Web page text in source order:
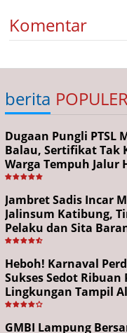
Komentar
berita
Dugaan Pungli PTSL
Balau, Sertifikat Tak
Warga Tempuh Jalur
Jambret Sadis Incar
Jalinsum Katibung,
Pelaku dan Sita
Heboh! Karnaval
Sukses Sedot
Lingkungan Tampil
GMBI Lampung